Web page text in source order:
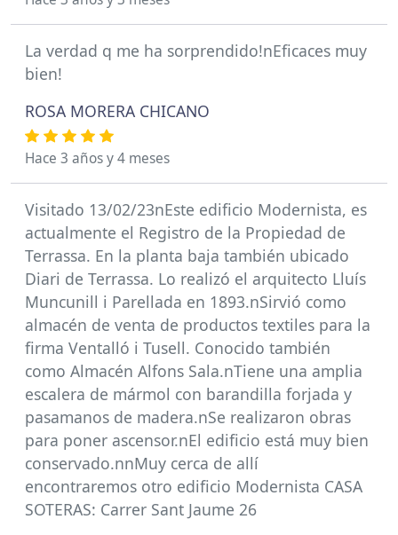
La verdad q me ha sorprendido!nEficaces muy
bien!
ROSA MORERA CHICANO
Hace 3 años y 4 meses
Visitado 13/02/23nEste edificio Modernista, es
actualmente el Registro de la Propiedad de
Terrassa. En la planta baja también ubicado
Diari de Terrassa. Lo realizó el arquitecto Lluís
Muncunill i Parellada en 1893.nSirvió como
almacén de venta de productos textiles para la
firma Ventalló i Tusell. Conocido también
como Almacén Alfons Sala.nTiene una amplia
escalera de mármol con barandilla forjada y
pasamanos de madera.nSe realizaron obras
para poner ascensor.nEl edificio está muy bien
conservado.nnMuy cerca de allí
encontraremos otro edificio Modernista CASA
SOTERAS: Carrer Sant Jaume 26